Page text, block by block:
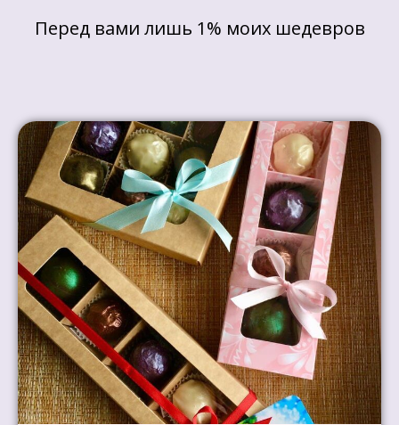
Перед вами лишь 1% моих шедевров